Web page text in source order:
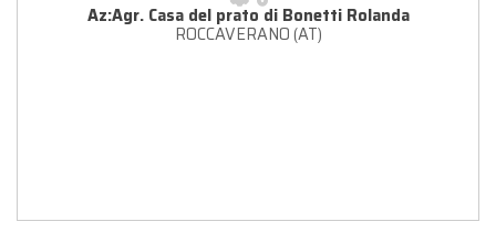
Az:Agr. Casa del prato di Bonetti Rolanda
ROCCAVERANO (AT)